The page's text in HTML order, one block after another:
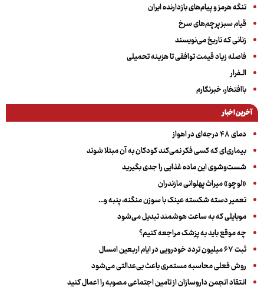
تنگه هرمز و پیام‌های بازدارنده ایران
قیام سبز پرچم‌های سرخ
زنانی که تاریخ می‌نویسند
فاصله زیاد قیمت توافقی تا هزینه تحمیلی
الــفرار
باافتخار، خبرنگارم
آخرین اخبار
دمای ۴۸ درجه‌ای در اهواز
بیماری‌ای که کسی فکر نمی‌کند کودکان به آن مبتلا شوند
شست‌وشوی این ماده غذایی را جدی بگیرید
«لوچو» میراث پهلوانی مازندران
تعمیر دسته شکسته عینک با سوزن منگنه، پنبه و...
موبایلی که به ساعت هوشمند تبدیل می‌شود
چه موقع باید به پزشک مراجعه کنیم؟
ثبت ۶۷ میلیون تردد خودرویی در ایام اربعین امسال
روش فعلی محاسبه مستمری باعث بی‌عدالتی می‌شود
انتقاد انجمن داروسازان از تامین اجتماعی مصوبه را اعمال کنید